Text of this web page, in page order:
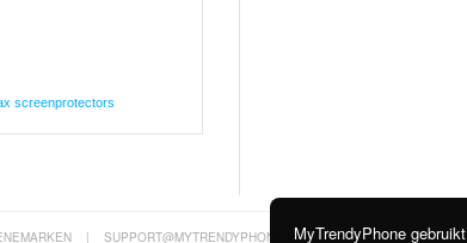
screenprotectors
| SUPPORT@MYTRENDYPHONE.BEMyTrendyPhone gebruikt